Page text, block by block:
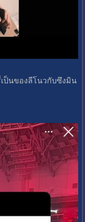
ป็นของลีโนวกับซึงมิน